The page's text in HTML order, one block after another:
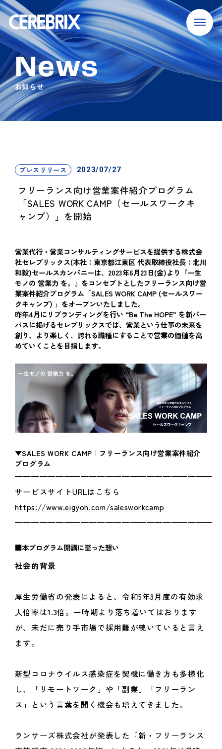
News
お知らせ
プレスリリース 2023/07/27
フリーランス向け営業案件紹介プログラム
「SALES WORK CAMP（セールスワークキ
ャンプ）」を開始
営業代行・営業コンサルティングサービスを提供する株式会
社セレブリックス(本社：東京都江東区 代表取締役社長：北川
和毅)セールスカンパニーは、2023年6月23日(金)より『一生
モノの 営業力 を。』をコンセプトとしたフリーランス向け営
業案件紹介プログラム「SALES WORK CAMP (セールスワー
クキャンプ) 」をオープンいたしました。
昨年4月にリブランディングを行い “Be The HOPE” を新パー
パスに掲げるセレブリックスでは、営業という仕事の未来を
創り、より楽しく、誇れる職種にすることで営業の価値を高
めていくことを目指します。
▼SALES WORK CAMP｜フリーランス向け営業案件紹介
プログラム
━━━━━━━━━━━━━━━━━━━━━━━━
サービスサイトURLはこちら
https://www.eigyoh.com/salesworkcamp
━━━━━━━━━━━━━━━━━━━━━━━━
■本プログラム開講に至った想い
社会的背景
厚生労働省の発表によると、令和5年3月度の有効求
人倍率は1.3倍。一時期より落ち着いてはおります
が、未だに売り手市場で採用難が続いていると言え
ます。
新型コロナウイルス感染症を契機に働き方も多様化
し、「リモートワーク」や「副業」「フリーラン
ス」という言葉を聞く機会も増えてきました。
ランサーズ株式会社が発表した『新・フリーランス